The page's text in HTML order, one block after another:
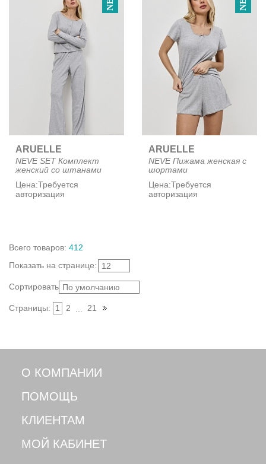
ARUELLE
NEVE SET Комплект
женский со штанами
Цена:Требуется
авторизация
ARUELLE
NEVE Пижама женская с
шортами
Цена:Требуется
авторизация
Всего товаров: 412
Показать на странице: 12
Сортировать: По умолчанию
Страницы: 1 2 21
О КОМПАНИИ
ПОМОЩЬ
КЛИЕНТАМ
МОЙ КАБИНЕТ